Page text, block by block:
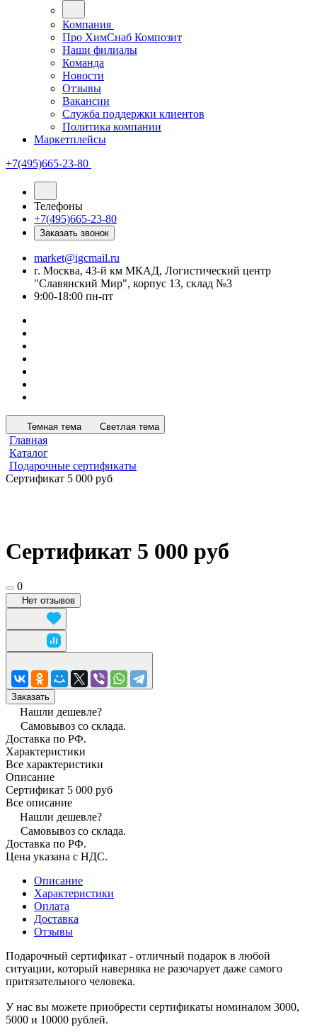
Компания
Про ХимСнаб Композит
Наши филиалы
Команда
Новости
Отзывы
Вакансии
Служба поддержки клиентов
Политика компании
Маркетплейсы
+7(495)665-23-80
Телефоны
+7(495)665-23-80
Заказать звонок
market@igcmail.ru
г. Москва, 43-й км МКАД, Логистический центр
"Славянский Мир", корпус 13, склад №3
9:00-18:00 пн-пт
Темная тема Светлая тема
Главная
Каталог
Подарочные сертификаты
Сертификат 5 000 руб
Сертификат 5 000 руб
0
Нет отзывов
Заказать
Нашли дешевле?
Самовывоз со склада.
Доставка по РФ.
Характеристики
Все характеристики
Описание
Сертификат 5 000 руб
Все описание
Нашли дешевле?
Самовывоз со склада.
Доставка по РФ.
Цена указана с НДС.
Описание
Характеристики
Оплата
Доставка
Отзывы
Подарочный сертификат - отличный подарок в любой
ситуации, который наверняка не разочарует даже самого
притязательного человека.
У нас вы можете приобрести сертификаты номиналом 3000,
5000 и 10000 рублей.